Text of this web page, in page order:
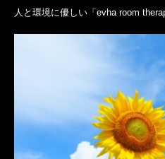
人と環境に優しい「evha room